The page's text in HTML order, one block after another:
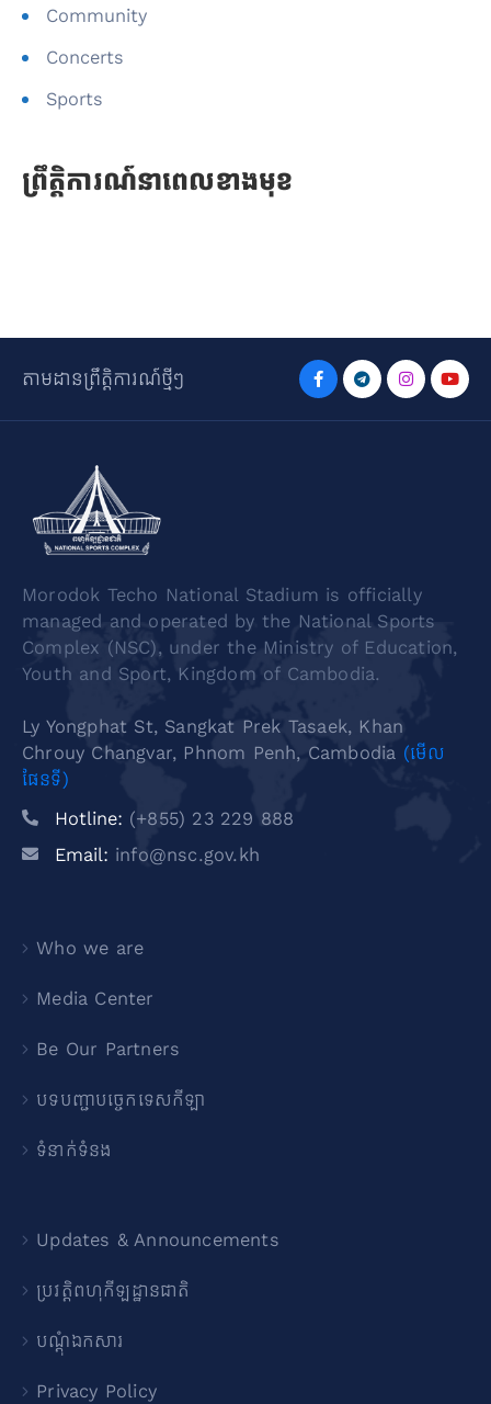
Community
Concerts
Sports
ព្រឹត្តិការណ៍នាពេលខាងមុខ
តាមដានព្រឹត្តិការណ៍ថ្មីៗ
Morodok Techo National Stadium is officially
managed and operated by the National Sports
Complex (NSC), under the Ministry of Education,
Youth and Sport, Kingdom of Cambodia.
Ly Yongphat St, Sangkat Prek Tasaek, Khan
Chrouy Changvar, Phnom Penh, Cambodia (មើល
ផែនទី)
Hotline: (+855) 23 229 888
Email: info@nsc.gov.kh
Who we are
Media Center
Be Our Partners
បទបញ្ជាបច្ចេកទេសកីឡា
ទំនាក់ទំនង
Updates & Announcements
ប្រវត្តិពហុកីឡដ្ឋានជាតិ
បណ្ដុំឯកសារ
Privacy Policy